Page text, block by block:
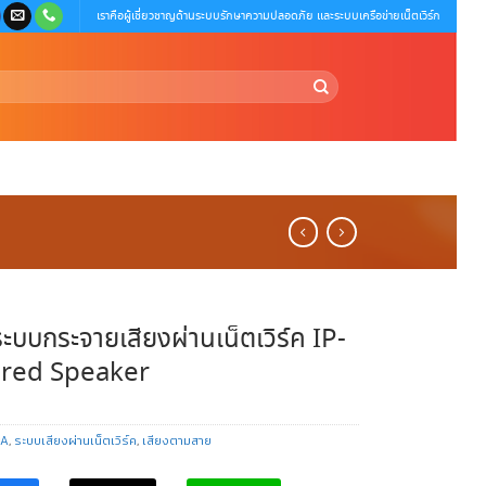
เราคือผู้เชี่ยวชาญด้านระบบรักษาความปลอดภัย และระบบเครือข่ายเน็ตเวิร์ก
บบกระจายเสียงผ่านเน็ตเวิร์ค IP-
Speaker
, ระบบเสียงผ่านเน็ตเวิร์ค, เสียงตามสาย